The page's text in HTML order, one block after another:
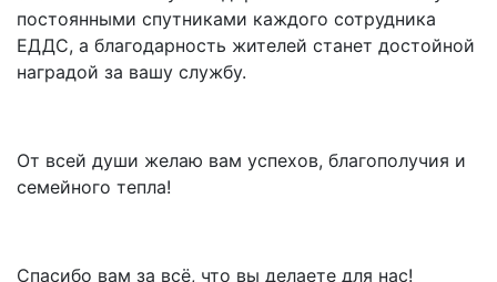
постоянными спутниками каждого сотрудника
ЕДДС, а благодарность жителей станет достойной
наградой за вашу службу.
От всей души желаю вам успехов, благополучия и
семейного тепла!
Спасибо вам за всё, что вы делаете для нас!